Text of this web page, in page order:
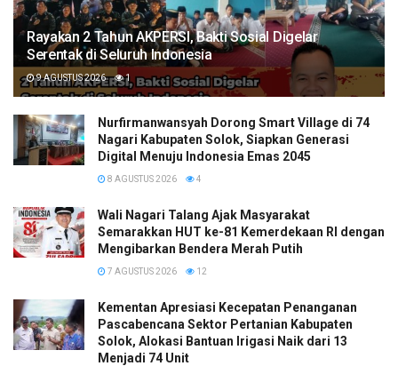
Rayakan 2 Tahun AKPERSI, Bakti Sosial Digelar
Serentak di Seluruh Indonesia
9 AGUSTUS 2026 1
Nurfirmanwansyah Dorong Smart Village di 74
Nagari Kabupaten Solok, Siapkan Generasi
Digital Menuju Indonesia Emas 2045
8 AGUSTUS 2026 4
Wali Nagari Talang Ajak Masyarakat
Semarakkan HUT ke-81 Kemerdekaan RI dengan
Mengibarkan Bendera Merah Putih
7 AGUSTUS 2026 12
Kementan Apresiasi Kecepatan Penanganan
Pascabencana Sektor Pertanian Kabupaten
Solok, Alokasi Bantuan Irigasi Naik dari 13
Menjadi 74 Unit